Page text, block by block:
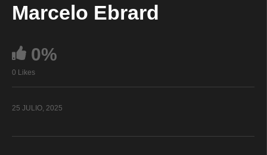
Marcelo Ebrard
0%
0 Likes
25 JULIO, 2025